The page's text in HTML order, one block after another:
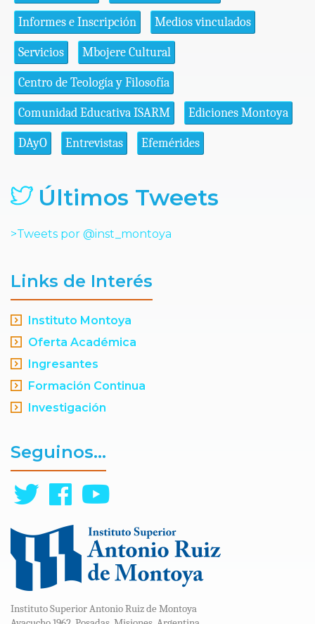
Informes e Inscripción Medios vinculados
Servicios Mbojere Cultural
Centro de Teología y Filosofía
Comunidad Educativa ISARM Ediciones Montoya
DAyO Entrevistas Efemérides
Últimos Tweets
>Tweets por @inst_montoya
Links de Interés
Instituto Montoya
Oferta Académica
Ingresantes
Formación Continua
Investigación
Seguinos...
Instituto Superior Antonio Ruiz de Montoya